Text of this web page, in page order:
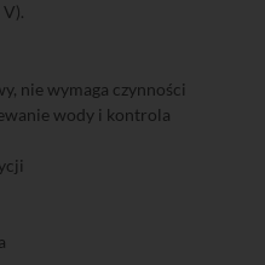
nie wymaga czynności
wody i kontrola